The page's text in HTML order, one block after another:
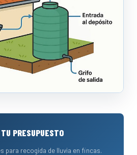
PRESUPUESTO
para recogida de lluvia en fincas.